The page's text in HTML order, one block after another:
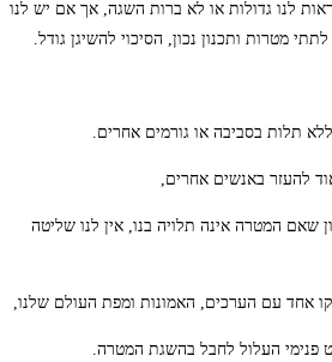
לנו גדולות או לא ברות השגה, אך אם יש לנו
מטרות ותכנון נכון, הסיכוי להשיגן גודל.
תלות בסביבה או גורמים אחרים.
להעזר באנשים אחרים,
שאם המטרה אינה תלויה בנו, אין לנו שליטה
אחד עם הערכים, האמונות ומפת העולם שלנו,
פנימי העלול לחבל בהשגת המטרה.